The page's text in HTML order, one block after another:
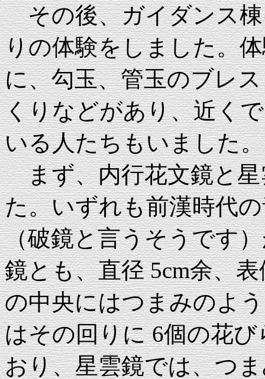
その後、ガイダンス棟
りの体験をしました。
に、勾玉、管玉のブレ
くりなどがあり、近く
いる人たちもいました。
まず、内行花文鏡と星
た。いずれも前漢時代
（破鏡と言うそうです
鏡とも、直径 5cm余、
の中央にはつまみのよ
はその回りに 6個の花
おり、星雲鏡では、つ